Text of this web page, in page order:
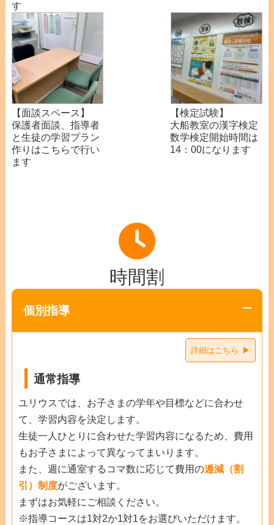
す
【面談スペース】
保護者面談、指導者
と生徒の学習プラン
作りはこちらで行い
ます
【検定試験】
大船教室の漢字検定
数学検定開始時間は
14：00になります
時間割
個別指導
詳細はこちら
通常指導
ユリウスでは、お子さまの学年や目標などに合わせ
て、学習内容を決定します。
生徒一人ひとりに合わせた学習内容になるため、費用
もお子さまによって異なってまいります。
また、週に通室するコマ数に応じて費用の逓減（割
引）制度がございます。
まずはお気軽にご相談ください。
※指導コースは1対2か1対1をお選びいただけます。